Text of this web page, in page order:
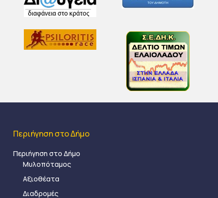
Περιήγηση στο Δήμο
Περιήγηση στο Δήμο
Μυλοπόταμος
Αξιοθέατα
Διαδρομές